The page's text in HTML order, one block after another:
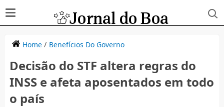
Home/ Benefícios Do Governo
Decisão do STF altera regras do
INSS e afeta aposentados em todo
o país